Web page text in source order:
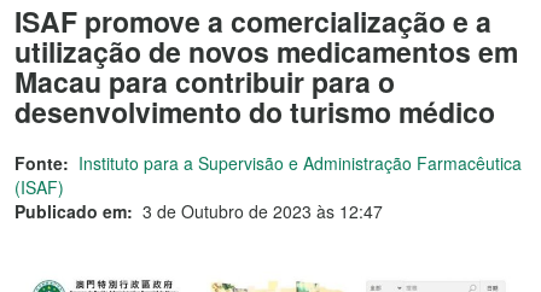
ISAF promove a comercialização e a
utilização de novos medicamentos em
Macau para contribuir para o
desenvolvimento do turismo médico
Fonte: Instituto para a Supervisão e Administração Farmacêutica
(ISAF)
Publicado em: 3 de Outubro de 2023 às 12:47